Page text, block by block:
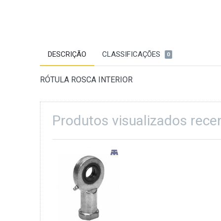
DESCRIÇÃO CLASSIFICAÇÕES 0
RÓTULA ROSCA INTERIOR
Produtos visualizados